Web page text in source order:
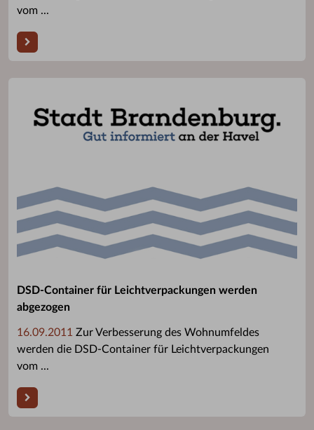
vom ...
DSD-Container für Leichtverpackungen werden
abgezogen
16.09.2011 Zur Verbesserung des Wohnumfeldes
werden die DSD-Container für Leichtverpackungen
vom ...